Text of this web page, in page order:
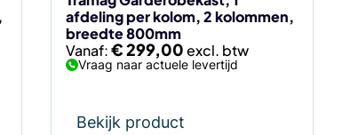
afdeling per kolom, 2 kolommen,
breedte 800mm
Vanaf:€299,00
Vraag naar actuele levertijd
Bekijk product
productpagina